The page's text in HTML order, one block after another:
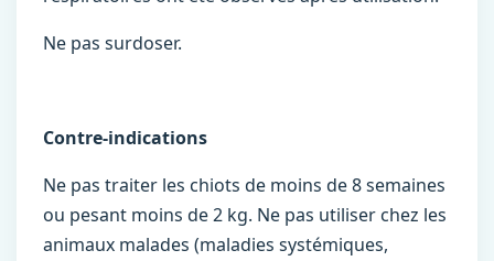
Ne pas surdoser.
Contre-indications
Ne pas traiter les chiots de moins de 8 semaines
ou pesant moins de 2 kg. Ne pas utiliser chez les
animaux malades (maladies systémiques,